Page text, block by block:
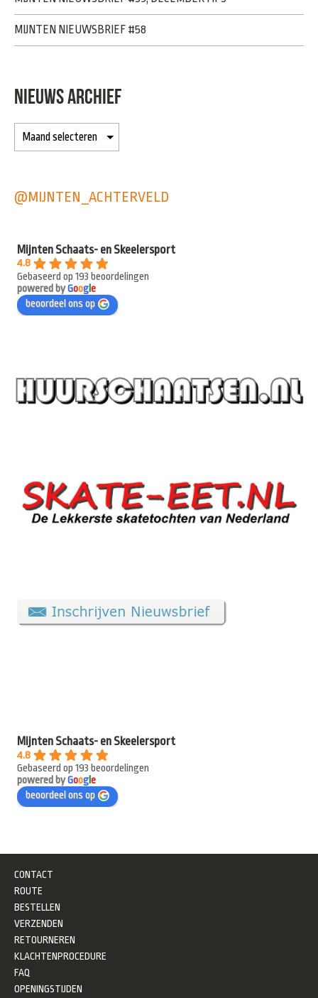
MIJNTEN NIEUWSBRIEF #58
NIEUWS ARCHIEF
@MIJNTEN_ACHTERVELD
Mijnten Schaats- en Skeelersport
4.8
Gebaseerd op 193 beoordelingen
powered byGooge
beoordeel ons op
Mijnten Schaats- en Skeelersport
4.8
Gebaseerd op 193 beoordelingen
powered byGooge
beoordeel ons op
CONTACT
ROUTE
BESTELLEN
VERZENDEN
RETOURNEREN
KLACHTENPROCEDURE
FAQ
OPENINGSTIJDEN